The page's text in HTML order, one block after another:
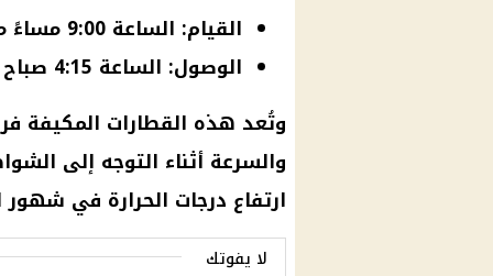
القيام: الساعة 9:00 مساءً من محطة مرسى مطروح.
الوصول: الساعة 4:15 صباح اليوم التالي إلى محطة القاهرة.
وتُعد هذه القطارات المكيفة
والسرعة أثناء التوجه إلى
ارتفاع درجات الحرارة في شهور
لا يفوتك